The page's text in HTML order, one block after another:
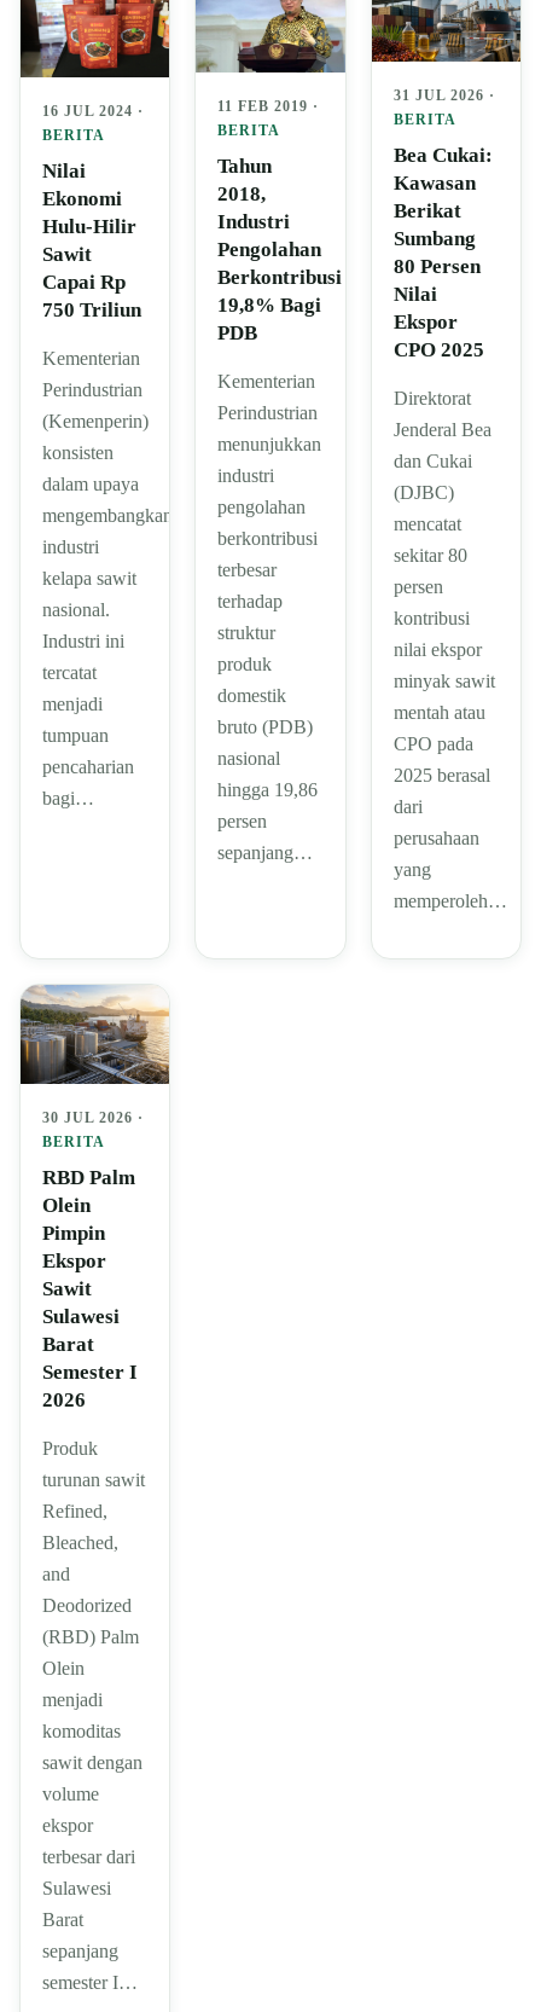
16 JUL 2024 ·
BERITA
Nilai
Ekonomi
Hulu-Hilir
Sawit
Capai Rp
750 Triliun
Kementerian
Perindustrian
(Kemenperin)
konsisten
dalam upaya
mengembangkan
industri
kelapa sawit
nasional.
Industri ini
tercatat
menjadi
tumpuan
pencaharian
bagi…
11 FEB 2019 ·
BERITA
Tahun
2018,
Industri
Pengolahan
Berkontribusi
19,8% Bagi
PDB
Kementerian
Perindustrian
menunjukkan
industri
pengolahan
berkontribusi
terbesar
terhadap
struktur
produk
domestik
bruto (PDB)
nasional
hingga 19,86
persen
sepanjang…
31 JUL 2026 ·
BERITA
Bea Cukai:
Kawasan
Berikat
Sumbang
80 Persen
Nilai
Ekspor
CPO 2025
Direktorat
Jenderal Bea
dan Cukai
(DJBC)
mencatat
sekitar 80
persen
kontribusi
nilai ekspor
minyak sawit
mentah atau
CPO pada
2025 berasal
dari
perusahaan
yang
memperoleh…
30 JUL 2026 ·
BERITA
RBD Palm
Olein
Pimpin
Ekspor
Sawit
Sulawesi
Barat
Semester I
2026
Produk
turunan sawit
Refined,
Bleached,
and
Deodorized
(RBD) Palm
Olein
menjadi
komoditas
sawit dengan
volume
ekspor
terbesar dari
Sulawesi
Barat
sepanjang
semester I…